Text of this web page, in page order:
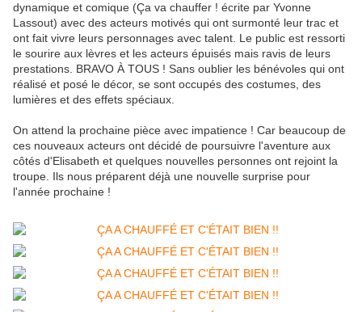
dynamique et comique (Ça va chauffer ! écrite par Yvonne
Lassout) avec des acteurs motivés qui ont surmonté leur trac et
ont fait vivre leurs personnages avec talent. Le public est ressorti
le sourire aux lèvres et les acteurs épuisés mais ravis de leurs
prestations. BRAVO À TOUS ! Sans oublier les bénévoles qui ont
réalisé et posé le décor, se sont occupés des costumes, des
lumières et des effets spéciaux.
On attend la prochaine pièce avec impatience ! Car beaucoup de
ces nouveaux acteurs ont décidé de poursuivre l'aventure aux
côtés d'Elisabeth et quelques nouvelles personnes ont rejoint la
troupe. Ils nous préparent déjà une nouvelle surprise pour
l'année prochaine !